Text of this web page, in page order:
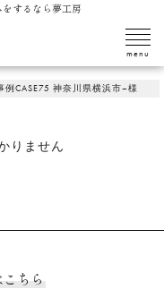
するなら夢工房
例CASE75 神奈川県横浜市–様
りません
ちら